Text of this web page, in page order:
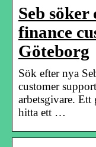
Seb
finance
Göteborg
Sök efter nya
customer
arbetsgivare. Ett
hitta ett …